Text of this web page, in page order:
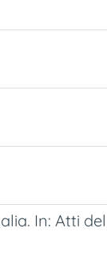
In: Atti